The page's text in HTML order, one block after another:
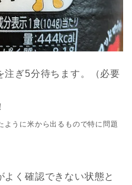
注ぎ5分待ちます。（必要
うに米から出るもので特に問題
よく確認できない状態と